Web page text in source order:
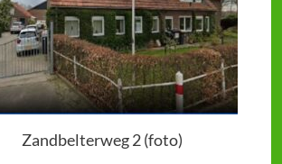
Zandbelterweg 2 (foto)